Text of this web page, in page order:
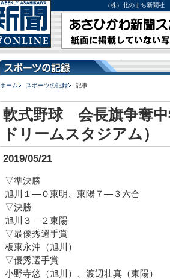
（株）北のまち新聞
ホーム スポーツの記録 記事
軟式野球 会長旗争奪中
ドリームスタジアム）
2019/05/21
▽準決勝
旭川１―０東明、東陽７―３六合
▽決勝
旭川３―２東陽
▽最優秀選手賞
板東永沖（旭川）
▽優秀選手賞
小野寺悠（旭川）、渡辺壮真（東陽）